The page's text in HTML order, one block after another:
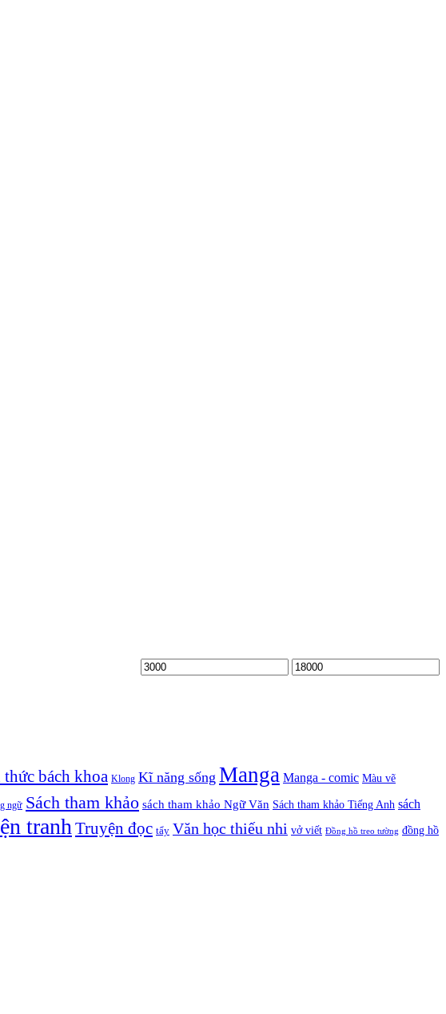
bách khoa Klong Kĩ năng sống Manga Manga - comic Màu vẽ
ngữ Sách tham khảo sách tham khảo Ngữ Văn Sách tham khảo Tiếng Anh sách
tranh Truyện đọc tẩy Văn học thiếu nhi vở viết Đồng hồ treo tường đồng hồ